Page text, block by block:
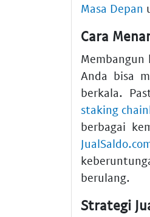
Masa Depan
Cara
Anda bisa
berkala.
staking
berbagai
berulang.
Strategi